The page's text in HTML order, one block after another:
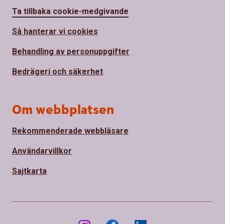
Ta tillbaka cookie-medgivande
Så hanterar vi cookies
Behandling av personuppgifter
Bedrägeri och säkerhet
Om webbplatsen
Rekommenderade webbläsare
Användarvillkor
Sajtkarta